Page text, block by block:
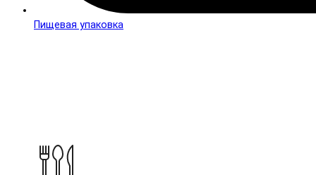
Пищевая упаковка